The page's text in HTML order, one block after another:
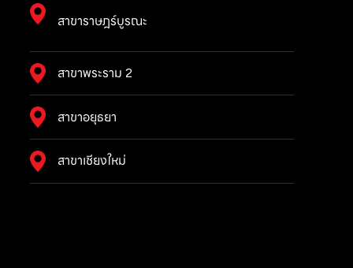
สาขาราษฎร์บูรณะ
สาขาพระราม 2
สาขาอยุธยา
สาขาเชียงใหม่